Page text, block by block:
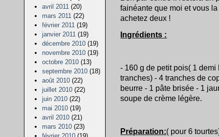
avril 2011 (20)
mars 2011 (22)
février 2011 (19)
janvier 2011 (19)
décembre 2010 (19)
novembre 2010 (19)
octobre 2010 (13)
septembre 2010 (18)
août 2010 (22)
juillet 2010 (22)
juin 2010 (22)
mai 2010 (19)
avril 2010 (21)
mars 2010 (23)
fainéante que moi et vous
achetez deux !
Ingrédients :
- 160 g de petit pois( 1
tranches) - 4 tranches de
beurre - 1 pâte brisée - 1
soupe de crème légère.
Préparation:( pour 6